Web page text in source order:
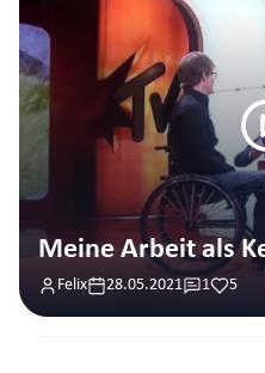
Meine Arbeit als
Felix 28.05.2021 1 5